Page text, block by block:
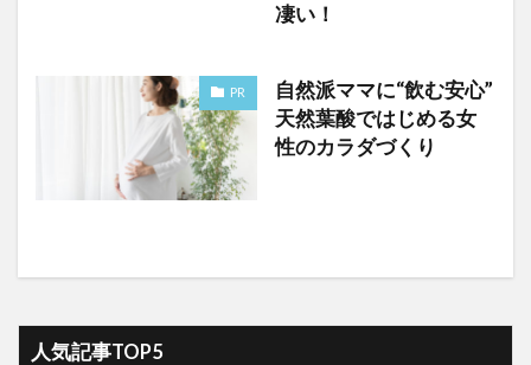
凄い！
PR
自然派ママに“飲む安心”
天然葉酸ではじめる女
性のカラダづくり
人気記事TOP5